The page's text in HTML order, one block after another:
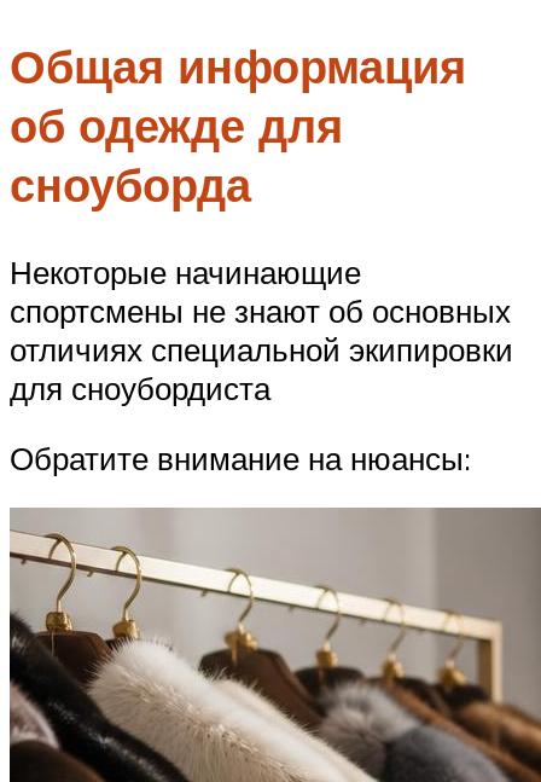
Общая информация
об одежде для
сноуборда
Некоторые начинающие
спортсмены не знают об основных
отличиях специальной экипировки
для сноубордиста
Обратите внимание на нюансы: